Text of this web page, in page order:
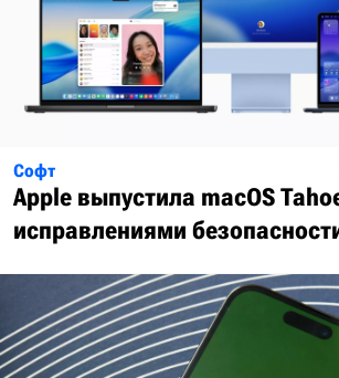
Софт
Apple выпустила macOS
исправлениями